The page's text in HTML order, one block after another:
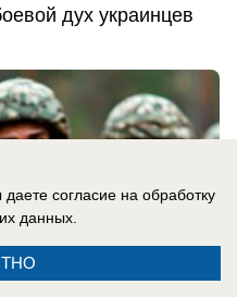
дух украинцев
согласие на обработку
данных.